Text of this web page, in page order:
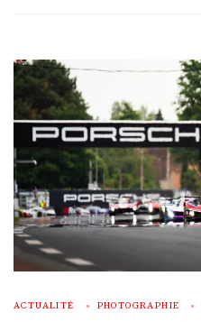
ACTUALITÉ PHOTOGRAPHIE